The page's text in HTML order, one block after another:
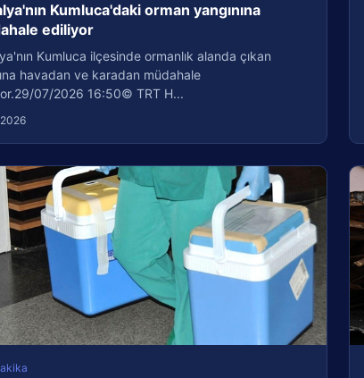
Kumluca'daki orman yangınına
ediliyor
Kumluca ilçesinde ormanlık alanda çıkan
havadan ve karadan müdahale
07/2026 16:50© TRT H...